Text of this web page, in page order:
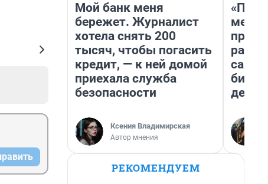
Мой банк меня
бережет. Журналист
хотела снять 200
тысяч, чтобы погасить
кредит, — к ней домой
приехала служба
безопасности
Ксения Владимирская
Автор мнения
РЕКОМЕНДУЕМ